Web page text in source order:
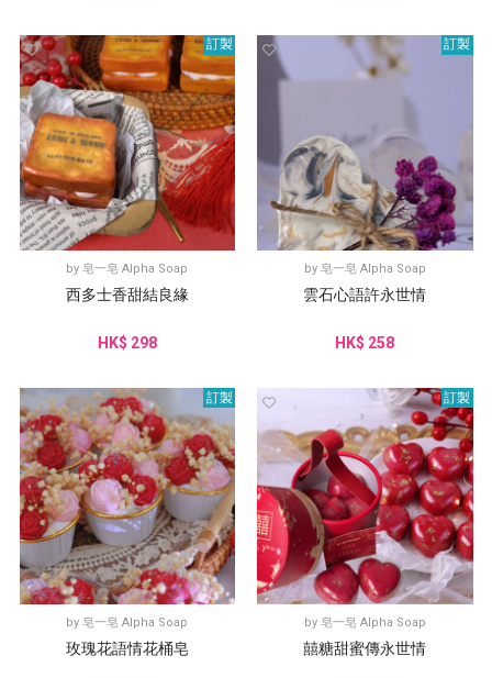
訂製
by皂一皂 Alpha Soap
西多士香甜結良緣
HK$ 298
訂製
by 皂一皂 Alpha Soap
雲石心語許永世情
HK$ 258
訂製
by皂一皂 Alpha Soap
玫瑰花語情花桶皂
訂製
by 皂一皂 Alpha Soap
囍糖甜蜜傳永世情